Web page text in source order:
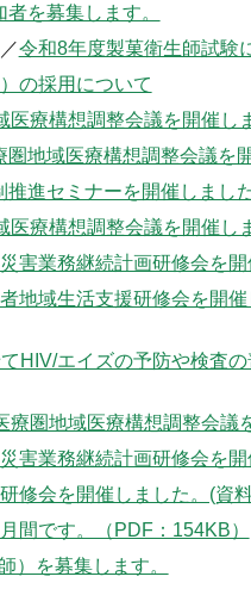
を募集します。
／令和8年度製菓衛生師試験
の採用について
療構想調整会議を開催し
地域医療構想調整会議を
進セミナーを開催しまし
療構想調整会議を開催し
害業務継続計画研修会を開
地域生活支援研修会を開催
HIV/エイズの予防や検査
療圏地域医療構想調整会議
害業務継続計画研修会を開
修会を開催しました。(資
間です。（PDF：154KB）
）を募集します。